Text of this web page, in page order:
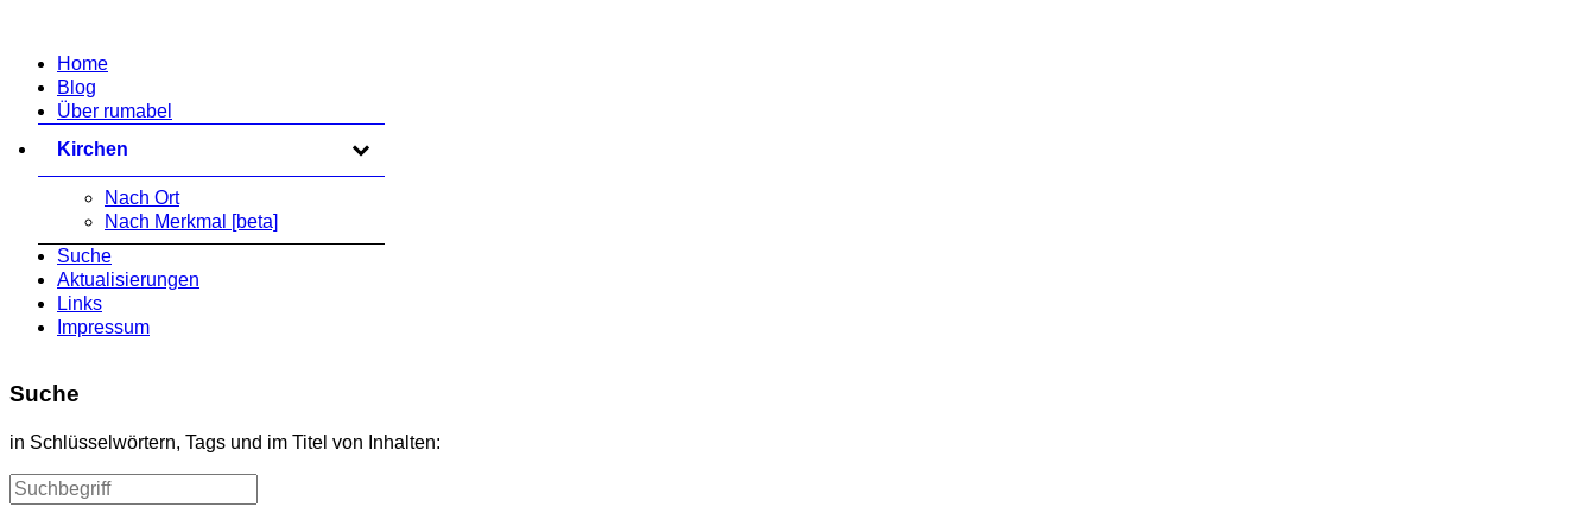
Home
Blog
Über rumabel
Kirchen zum Ausklappen anklicken
Nach Ort
Nach Merkmal [beta]
Suche
Aktualisierungen
Links
Impressum
Suche
in Schlüsselwörtern, Tags und im Titel von Inhalten: